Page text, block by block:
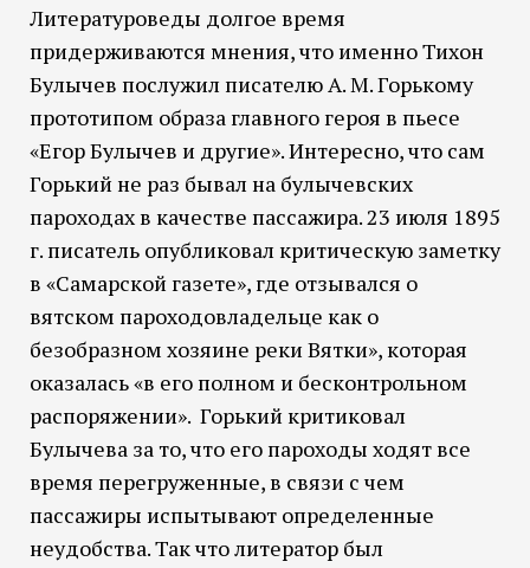
Литературоведы долгое время
придерживаются мнения, что именно Тихон
Булычев послужил писателю А. М. Горькому
прототипом образа главного героя в пьесе
«Егор Булычев и другие». Интересно, что сам
Горький не раз бывал на булычевских
пароходах в качестве пассажира. 23 июля 1895
г. писатель опубликовал критическую заметку
в «Самарской газете», где отзывался о
вятском пароходовладельце как о
безобразном хозяине реки Вятки», которая
оказалась «в его полном и бесконтрольном
распоряжении». Горький критиковал
Булычева за то, что его пароходы ходят все
время перегруженные, в связи с чем
пассажиры испытывают определенные
неудобства. Так что литератор был